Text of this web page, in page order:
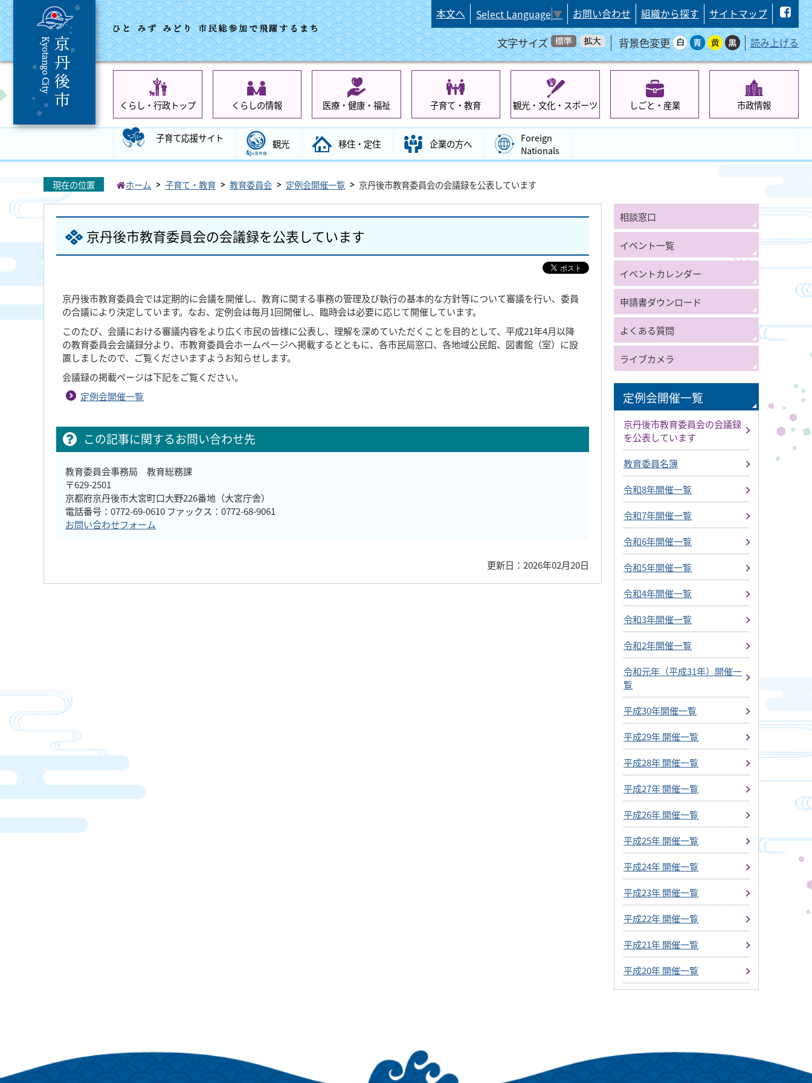
本文へ Select Language▼ お問い合わせ 組織から探す サイトマップ
文字サイズ 背景色変更 読み上げる
くらし・行政トップ くらしの情報 医療・健康・福祉 子育て・教育 観光・文化・スポーツ しごと・産業 市政情報
子育て応援サイト 観光 移住・定住 企業の方へ
Foreign
Nationals
現在の位置 ホーム 子育て・教育 教育委員会 定例会開催一覧 京丹後市教育委員会の会議録を公表しています
京丹後市教育委員会の会議録を公表しています
京丹後市教育委員会では定期的に会議を開催し、教育に関する事務の管理及び執行の基本的な方針等について審議を行い、委員
の合議により決定しています。なお、定例会は毎月1回開催し、臨時会は必要に応じて開催しています。
このたび、会議における審議内容をより広く市民の皆様に公表し、理解を深めていただくことを目的として、平成21年4月以降
の教育委員会会議録分より、市教育委員会ホームページへ掲載するとともに、各市民局窓口、各地域公民館、図書館（室）に設
置しましたので、ご覧くださいますようお知らせします。
会議録の掲載ページは下記をご覧ください。
定例会開催一覧
この記事に関するお問い合わせ先
教育委員会事務局 教育総務課
〒629-2501
京都府京丹後市大宮町口大野226番地（大宮庁舎）
電話番号：0772-69-0610 ファックス：0772-68-9061
お問い合わせフォーム
更新日：2026年02月20日
相談窓口
イベント一覧
イベントカレンダー
申請書ダウンロード
よくある質問
ライブカメラ
定例会開催一覧
京丹後市教育委員会の会議録
を公表しています
教育委員名簿
令和8年開催一覧
令和7年開催一覧
令和6年開催一覧
令和5年開催一覧
令和4年開催一覧
令和3年開催一覧
令和2年開催一覧
令和元年（平成31年）開催一
覧
平成30年開催一覧
平成29年 開催一覧
平成28年 開催一覧
平成27年 開催一覧
平成26年 開催一覧
平成25年 開催一覧
平成24年 開催一覧
平成23年 開催一覧
平成22年 開催一覧
平成21年 開催一覧
平成20年 開催一覧